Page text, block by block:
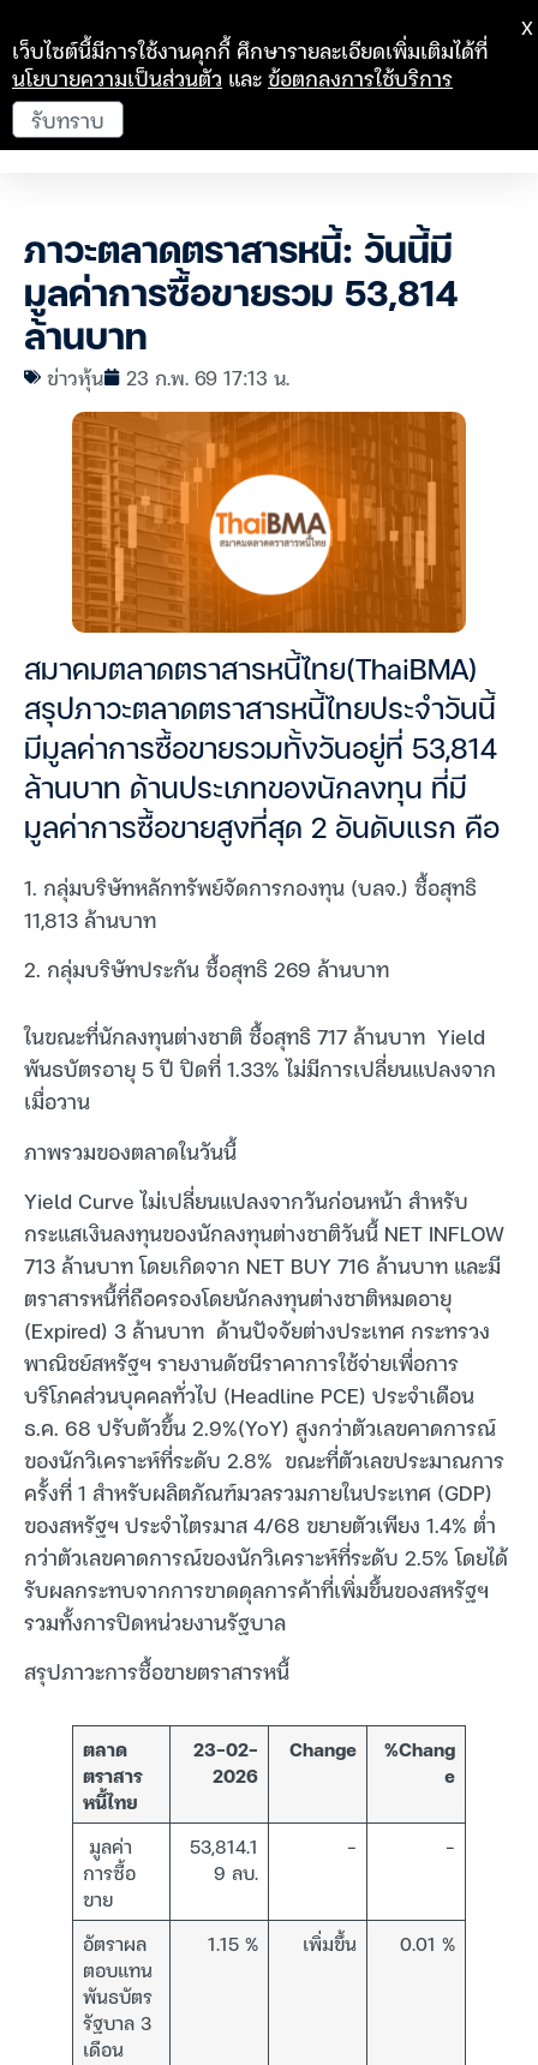
ภาวะตลาดตราสารหนี้: วันนี้มี
มูลค่าการซื้อขายรวม 53,814
ล้านบาท
ข่าวหุ้น 23 ก.พ. 69 17:13 น.
สมาคมตลาดตราสารหนี้ไทย(ThaiBMA)
สรุปภาวะตลาดตราสารหนี้ไทยประจำวันนี้
มีมูลค่าการซื้อขายรวมทั้งวันอยู่ที่ 53,814
ล้านบาท ด้านประเภทของนักลงทุน ที่มี
มูลค่าการซื้อขายสูงที่สุด 2 อันดับแรก คือ
1. กลุ่มบริษัทหลักทรัพย์จัดการกองทุน (บลจ.) ซื้อสุทธิ
11,813 ล้านบาท
2. กลุ่มบริษัทประกัน ซื้อสุทธิ 269 ล้านบาท
ในขณะที่นักลงทุนต่างชาติ ซื้อสุทธิ 717 ล้านบาท Yield
พันธบัตรอายุ 5 ปี ปิดที่ 1.33% ไม่มีการเปลี่ยนแปลงจาก
เมื่อวาน
ภาพรวมของตลาดในวันนี้
Yield Curve ไม่เปลี่ยนแปลงจากวันก่อนหน้า สำหรับ
กระแสเงินลงทุนของนักลงทุนต่างชาติวันนี้ NET INFLOW
713 ล้านบาท โดยเกิดจาก NET BUY 716 ล้านบาท และมี
ตราสารหนี้ที่ถือครองโดยนักลงทุนต่างชาติหมดอายุ
(Expired) 3 ล้านบาท ด้านปัจจัยต่างประเทศ กระทรวง
พาณิชย์สหรัฐฯ รายงานดัชนีราคาการใช้จ่ายเพื่อการ
บริโภคส่วนบุคคลทั่วไป (Headline PCE) ประจำเดือน
ธ.ค. 68 ปรับตัวขึ้น 2.9%(YoY) สูงกว่าตัวเลขคาดการณ์
ของนักวิเคราะห์ที่ระดับ 2.8% ขณะที่ตัวเลขประมาณการ
ครั้งที่ 1 สำหรับผลิตภัณฑ์มวลรวมภายในประเทศ (GDP)
ของสหรัฐฯ ประจำไตรมาส 4/68 ขยายตัวเพียง 1.4% ต่ำ
กว่าตัวเลขคาดการณ์ของนักวิเคราะห์ที่ระดับ 2.5% โดยได้
รับผลกระทบจากการขาดดุลการค้าที่เพิ่มขึ้นของสหรัฐฯ
รวมทั้งการปิดหน่วยงานรัฐบาล
สรุปภาวะการซื้อขายตราสารหนี้
ตลาด
ตราสาร
หนี้ไทย
23-02-
2026
Change
%Chang
e
มูลค่า
การซื้อ
ขาย
53,814.1
9 ลบ.
– –
อัตราผล
ตอบแทน
พันธบัตร
รัฐบาล 3
เดือน
1.15 % เพิ่มขึ้น 0.01 %
เว็บไซต์นี้มีการใช้งานคุกกี้ ศึกษารายละเอียดเพิ่มเติมได้ที่
นโยบายความเป็นส่วนตัว และข้อตกลงการใช้บริการ
รับทราบ
X